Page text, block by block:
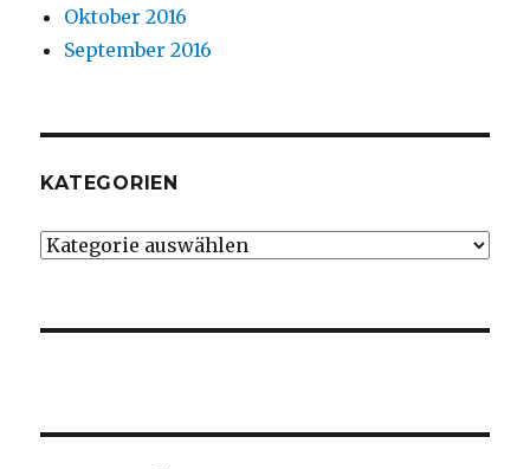
Oktober 2016
September 2016
KATEGORIEN
Kategorien